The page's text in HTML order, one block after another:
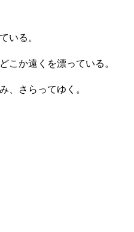
いる。
こか遠くを漂っている。
、さらってゆく。